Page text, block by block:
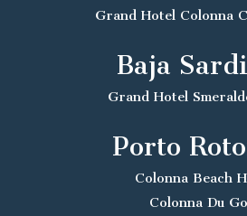
Grand Hotel Colonna
Baja
Grand Hotel
Porto
Colonna Beach
Colonna Du